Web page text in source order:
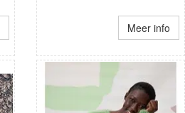
Meer info